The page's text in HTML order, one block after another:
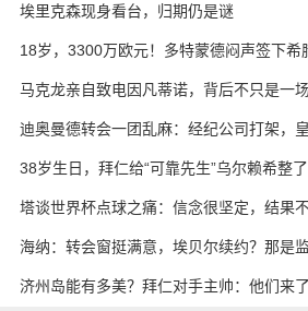
埃里克森现身看台，归期仍是谜
18岁，3300万欧元！多特蒙德闷声签下希
马克龙亲自致电因凡蒂诺，背后不只是一
迪奥曼德转会一团乱麻：经纪公司打架，
38岁生日，拜仁给“可靠先生”乌尔赖希整
塔谈世界杯点球之痛：信念很坚定，结果
海纳：转会窗挺满意，埃贝尔续约？那是
济州岛能有多美？拜仁对手主帅：他们来